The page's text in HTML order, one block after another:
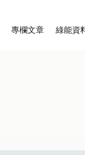
專欄文章 綠能資